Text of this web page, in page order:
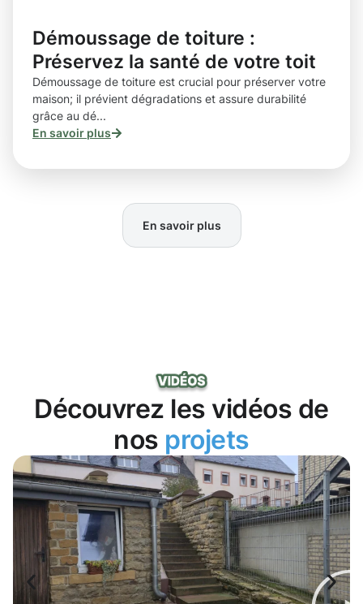
Démoussage de toiture :
Préservez la santé de votre toit
Démoussage de toiture est crucial pour préserver votre
maison; il prévient dégradations et assure durabilité
grâce au dé...
En savoir plus
En savoir plus
Découvrez les vidéos de
nos projets